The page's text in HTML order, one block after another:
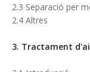
2.3 Separació per
2.4 Altres
3. Tractament